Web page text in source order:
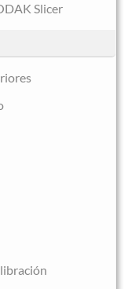
Slicer